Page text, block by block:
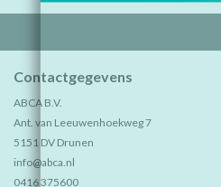
Contactgegevens
ABCA B.V.
Ant. van Leeuwenhoekweg 7
5151 DV Drunen
info@abca.nl
0416 375600